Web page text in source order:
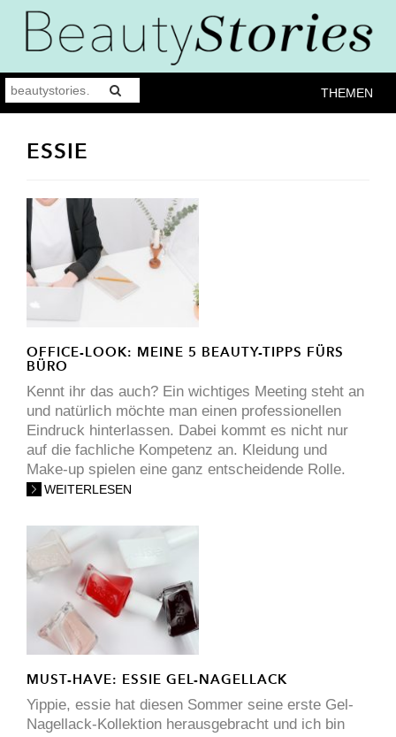
THEMEN
ESSIE
OFFICE-LOOK: MEINE 5 BEAUTY-TIPPS FÜRS
BÜRO
Kennt ihr das auch? Ein wichtiges Meeting steht an
und natürlich möchte man einen professionellen
Eindruck hinterlassen. Dabei kommt es nicht nur
auf die fachliche Kompetenz an. Kleidung und
Make-up spielen eine ganz entscheidende Rolle.
WEITERLESEN
MUST-HAVE: ESSIE GEL-NAGELLACK
Yippie, essie hat diesen Sommer seine erste Gel-
Nagellack-Kollektion herausgebracht und ich bin